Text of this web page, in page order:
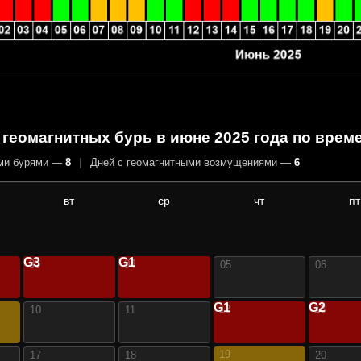
бурь в июне 2025 годапо
бурями — 8 Дней с геомагнитными возмущениями — 6
вт ср чт пт
03
G3 04
G1 05 06
10 11 12
G1 13
G2
17 18 19 20